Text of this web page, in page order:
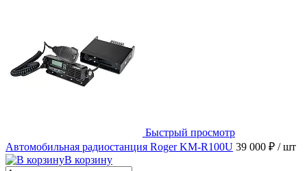
Быстрый просмотр
Автомобильная радиостанция Roger KM-R100U 39 000 ₽ / шт
В корзину